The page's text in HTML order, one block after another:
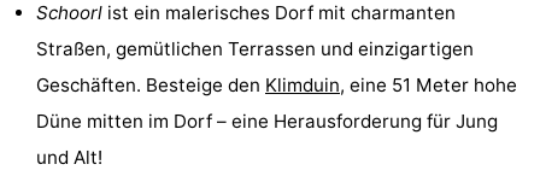
Natur
Schoorlse
Bergen
Schoorl ist ein malerisches Dorf mit charmanten
Straßen, gemütlichen Terrassen und einzigartigen
Geschäften. Besteige den Klimduin, eine 51 Meter hohe
Düne mitten im Dorf – eine Herausforderung für Jung
und Alt!